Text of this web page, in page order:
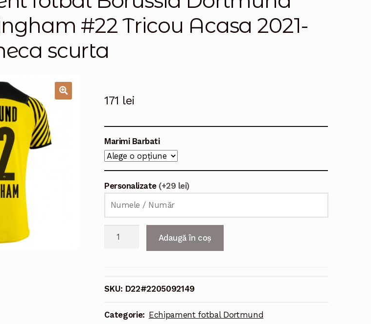
#22 Tricou Acasa 2021-
scurta
171 lei
Marimi Barbati
Personalizate (+29 lei)
Dortmund
Bellingham
Adaugă în coș
SKU: D22#2205092149
Categorie: Echipament fotbal Dortmund